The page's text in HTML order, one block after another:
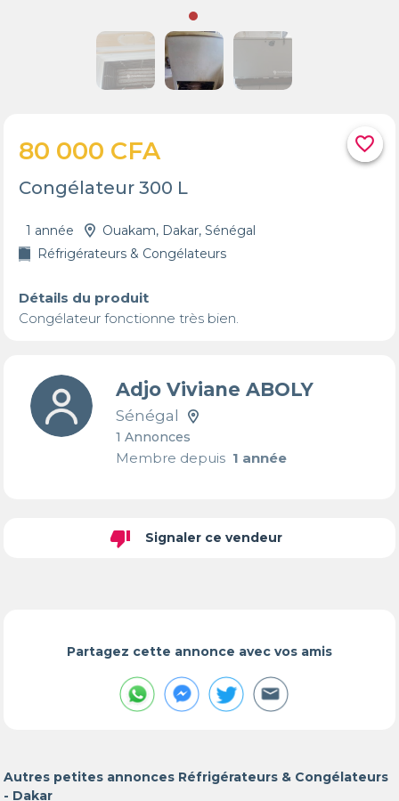
favorite_border
80 000 CFA
Congélateur 300 L
1 année
Ouakam, Dakar, Sénégal
Réfrigérateurs & Congélateurs
Détails du produit
Congélateur fonctionne très bien.
Adjo Viviane ABOLY
Sénégal
1 Annonces
Membre depuis1 année
thumb_down Signaler ce vendeur
Partagez cette annonce avec vos amis
Autres petites annonces Réfrigérateurs & Congélateurs
- Dakar